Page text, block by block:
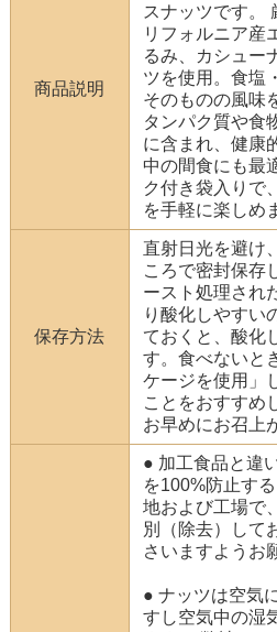
商品説明
スナッツです。
リフォルニア産
るみ、カシュー
ツを使用。食塩
そのものの風味
タンパク質や食
に含まれ、健康
中の間食にも最
ク付き袋入りで
を手軽に楽しめ
保存方法
直射日光を避け
ころで密封保存
ースト処理され
り酸化しやすい
ておくと、酸化
す。食べないと
ケージを使用」
ことをおすすめ
お早めにお召上
● 加工食品と違
を100%防止す
地および工場で
別（除去）して
さいますようお
● ナッツは空気
すし空気中の湿